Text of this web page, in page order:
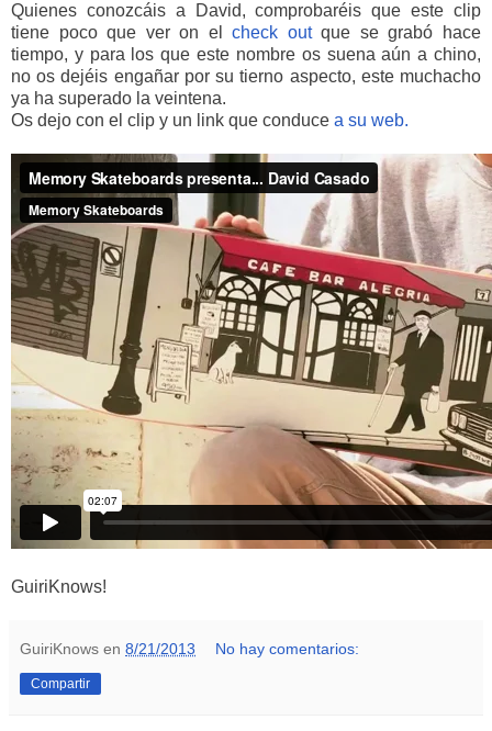
Quienes conozcáis a David, comprobaréis que este clip
tiene poco que ver on elcheck outque se grabó hace
tiempo, y para los que este nombre os suena aún a chino,
no os dejéis engañar por su tierno aspecto, este muchacho
ya ha superado la veintena.
Os dejo con el clip y un link que conduce a su web.
GuiriKnows!
GuiriKnows en 8/21/2013 No hay comentarios:
Compartir